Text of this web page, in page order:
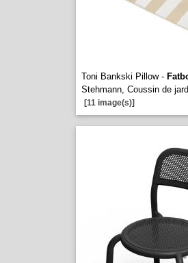
Toni Bankski Pillow -
Stehmann, Coussin de
[11 image(s)]